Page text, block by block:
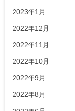
2023年1月
2022年12月
2022年11月
2022年10月
2022年9月
2022年8月